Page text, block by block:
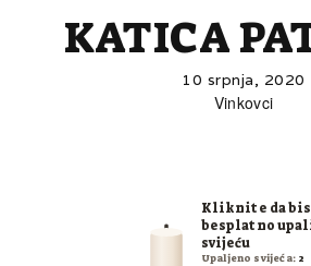
KATICA
10 srpnja, 2020
Vinkovci
Kliknite da
besplatno
svijeću
Upaljeno svijeća: 2